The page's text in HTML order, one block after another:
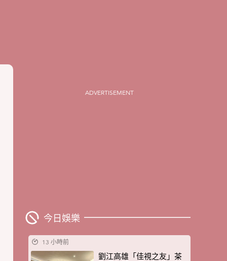
ADVERTISEMENT
今日娛樂
13 小時前
劉江高雄「佳視之友」茶